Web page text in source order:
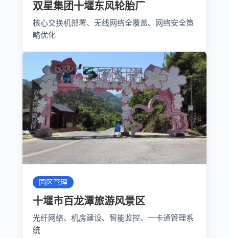
双星集团十堰东风轮胎厂
核心交换机部署、无线网络全覆盖、网络安全策
略优化
园区管理
十堰市百龙潭旅游风景区
光纤网络、机房建设、智能监控、一卡通管理系
统